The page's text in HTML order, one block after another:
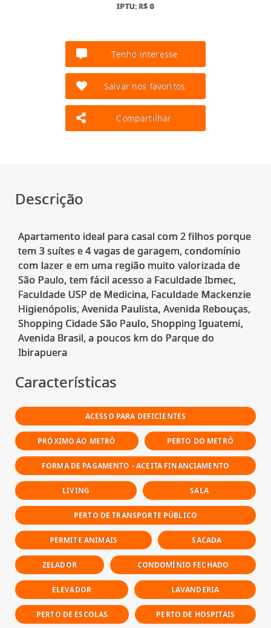
IPTU: R$ 0
Tenho interesse
Salvar nos favoritos
Compartilhar
Descrição
Apartamento ideal para casal com 2 filhos porque
tem 3 suítes e 4 vagas de garagem, condomínio
com lazer e em uma região muito valorizada de
São Paulo, tem fácil acesso a Faculdade Ibmec,
Faculdade USP de Medicina, Faculdade Mackenzie
Higienópolis, Avenida Paulista, Avenida Rebouças,
Shopping Cidade São Paulo, Shopping Iguatemi,
Avenida Brasil, a poucos km do Parque do
Características
ACESSO PARA DEFICIENTES
PRÓXIMO AO METRÔ PERTO DO METRÔ
FORMA DE PAGAMENTO - ACEITA FINANCIAMENTO
LIVING SALA
PERTO DE TRANSPORTE PÚBLICO
PERMITE ANIMAIS SACADA
ZELADOR CONDOMÍNIO FECHADO
ELEVADOR LAVANDERIA
PERTO DE ESCOLAS PERTO DE HOSPITAIS